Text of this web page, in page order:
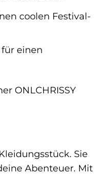
coolen Festival-
einen
ONLCHRISSY
Sie
Abenteuer. Mit